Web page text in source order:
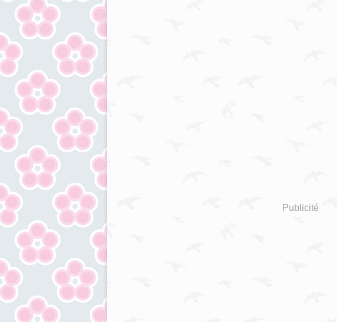
Publicité